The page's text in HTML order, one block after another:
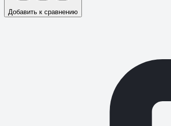
Добавить к сравнению